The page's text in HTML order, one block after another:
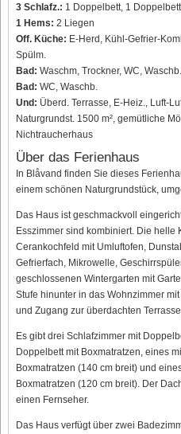
3 Schlafz.: 1 Doppelbett, 1
1 Hems: 2 Liegen
Off. Küche: E-Herd, Kühl-Gefrier-
Spülm.
Bad: Waschm, Trockner, WC,
Bad: WC, Waschb.
Und: Überd. Terrasse, E-Heiz., Luft-
Naturgrundst. 1500 m², gemütliche
Nichtraucherhaus
Über das Ferienhaus
In Blåvand finden Sie dieses
einem schönen Naturgrundstück,
Das Haus ist geschmackvoll
Esszimmer sind kombiniert. Die helle
Cerankochfeld mit Umluftofen,
Gefrierfach, Mikrowelle,
geschlossenen Wintergarten mit
Stufe hinunter in das Wohnzimmer
und Zugang zur überdachten
Es gibt drei Schlafzimmer mit
Doppelbett mit Boxmatratzen, eines
Boxmatratzen (140 cm breit) und
Boxmatratzen (120 cm breit). Der
einen Fernseher.
Das Haus verfügt über zwei